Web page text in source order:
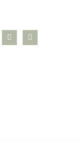
pinterest
mail